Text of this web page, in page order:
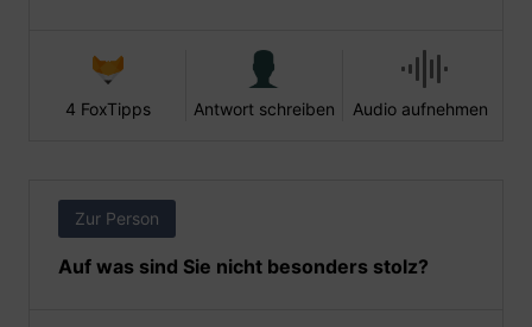
4 FoxTipps Antwort schreiben Audio aufnehmen
Zur Person
Auf was sind Sie nicht besonders stolz?